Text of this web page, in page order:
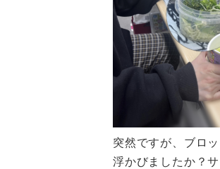
突然ですが、ブロ
浮かびましたか？